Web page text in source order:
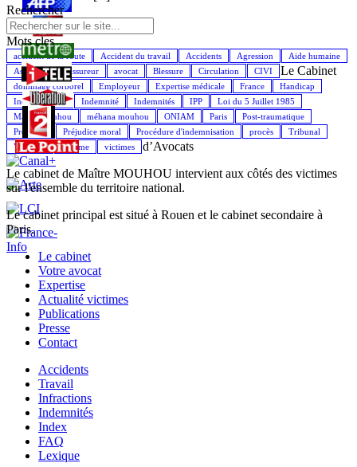
Rechercher
Mots cles
accident de la route Accident du travail Accidents Agression
Aide humaine
Assistance
Assureur avocat Blessure Circulation
CIVI
dommage corporel
Employeur Expertise médicale France
Handicap
Indemnisation
Indemnité Indemnités IPP
Loi du 5 Juillet 1985
Maître Mouhou
méhana mouhou ONIAM Paris
Post-traumatique
Préjudice
Préjudice moral Procédure d'indemnisation procès
Tribunal
Véhicule
Victime victimes
Le Cabinet
d’Avocats
Le cabinet de Maître MOUHOU intervient aux côtés des victimes
sur l'ensemble du territoire national.
Le cabinet principal est situé à Rouen et le cabinet secondaire à
Paris.
Le cabinet
Votre avocat
Expertise
Actualité victimes
Publications
Presse
Contact
Accidents
Travail
Infractions
Indemnités
Index
FAQ
Lexique